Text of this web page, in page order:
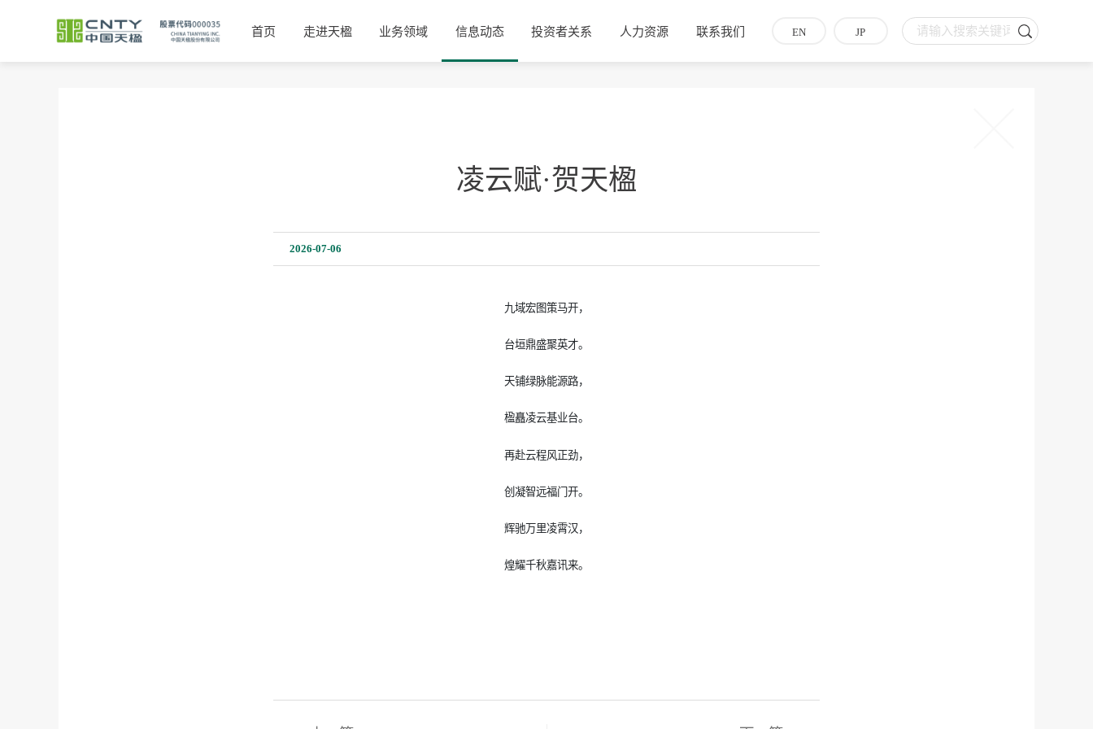
首页 走进天楹 业务领域 信息动态 投资者关系 人力资源 联系我们 EN JP
凌云赋·贺天楹
2026-07-06
九域宏图策马开，
台垣鼎盛聚英才。
天铺绿脉能源路，
楹矗凌云基业台。
再赴云程风正劲，
创凝智远福门开。
辉驰万里凌霄汉，
煌耀千秋嘉讯来。